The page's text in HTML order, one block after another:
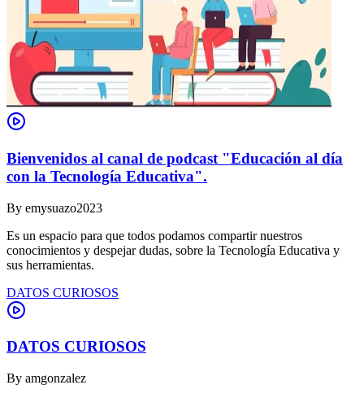
Bienvenidos al canal de podcast "Educación al día
con la Tecnología Educativa".
By emysuazo2023
Es un espacio para que todos podamos compartir nuestros
conocimientos y despejar dudas, sobre la Tecnología Educativa y
sus herramientas.
DATOS CURIOSOS
DATOS CURIOSOS
By amgonzalez